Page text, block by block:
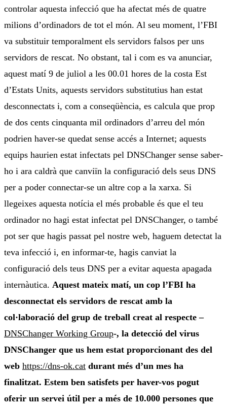
controlar aquesta infecció que ha afectat més de quatre
milions d’ordinadors de tot el món. Al seu moment, l’FBI
va substituir temporalment els servidors falsos per uns
servidors de rescat. No obstant, tal i com es va anunciar,
aquest matí 9 de juliol a les 00.01 hores de la costa Est
d’Estats Units, aquests servidors substitutius han estat
desconnectats i, com a conseqüència, es calcula que prop
de dos cents cinquanta mil ordinadors d’arreu del món
podrien haver-se quedat sense accés a Internet; aquests
equips haurien estat infectats pel DNSChanger sense saber-
ho i ara caldrà que canviïn la configuració dels seus DNS
per a poder connectar-se un altre cop a la xarxa. Si
llegeixes aquesta notícia el més probable és que el teu
ordinador no hagi estat infectat pel DNSChanger, o també
pot ser que hagis passat pel nostre web, haguem detectat la
teva infecció i, en informar-te, hagis canviat la
configuració dels teus DNS per a evitar aquesta apagada
internàutica. Aquest mateix matí, un cop l’FBI ha
desconnectat els servidors de rescat amb la
col·laboració del grup de treball creat al respecte –
DNSChanger Working Group-, la detecció del virus
DNSChanger que us hem estat proporcionant des del
web https://dns-ok.cat durant més d’un mes ha
finalitzat. Estem ben satisfets per haver-vos pogut
oferir un servei útil per a més de 10.000 persones que